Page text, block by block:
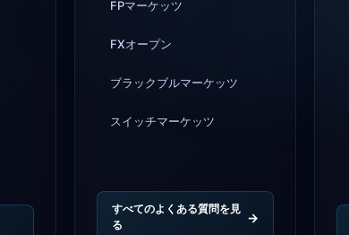
FPマーケッツ
FXオープン
ブラックブルマーケッツ
スイッチマーケッツ
すべてのよくある質問を見
る